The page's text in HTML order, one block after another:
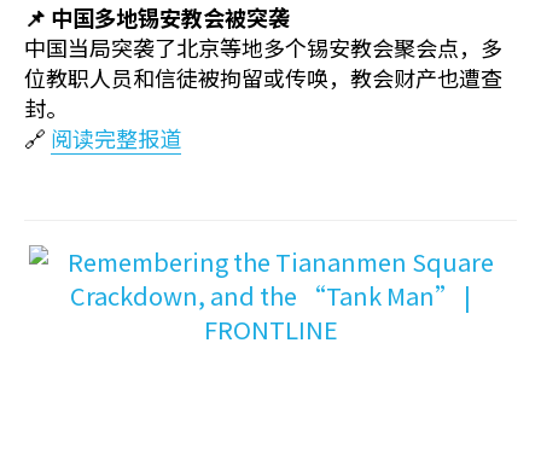
📌 中国多地锡安教会被突袭
中国当局突袭了北京等地多个锡安教会聚会点，多
位教职人员和信徒被拘留或传唤，教会财产也遭查
封。
🔗 阅读完整报道